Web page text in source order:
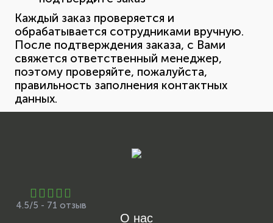
Каждый заказ проверяется и
обрабатывается сотрудниками вручную.
После подтверждения заказа, с Вами
свяжется ответственный менеджер,
поэтому проверяйте, пожалуйста,
правильность заполнения контактных
данных.
4.5/5 - 71 отзыв
О нас